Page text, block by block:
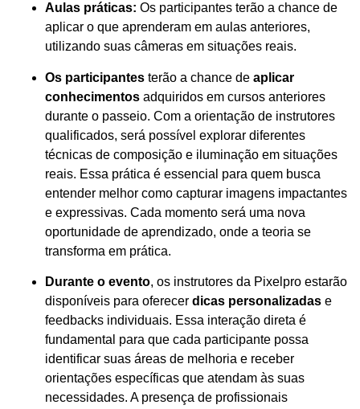
Aulas práticas: Os participantes terão a chance de
aplicar o que aprenderam em aulas anteriores,
utilizando suas câmeras em situações reais.
Os participantes terão a chance de aplicar
conhecimentos adquiridos em cursos anteriores
durante o passeio. Com a orientação de instrutores
qualificados, será possível explorar diferentes
técnicas de composição e iluminação em situações
reais. Essa prática é essencial para quem busca
entender melhor como capturar imagens impactantes
e expressivas. Cada momento será uma nova
oportunidade de aprendizado, onde a teoria se
transforma em prática.
Durante o evento, os instrutores da Pixelpro estarão
disponíveis para oferecer dicas personalizadas e
feedbacks individuais. Essa interação direta é
fundamental para que cada participante possa
identificar suas áreas de melhoria e receber
orientações específicas que atendam às suas
necessidades. A presença de profissionais